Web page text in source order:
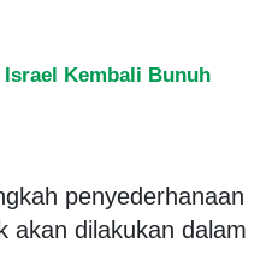
Kembali Bunuh
penyederhanaan
akan dilakukan dalam